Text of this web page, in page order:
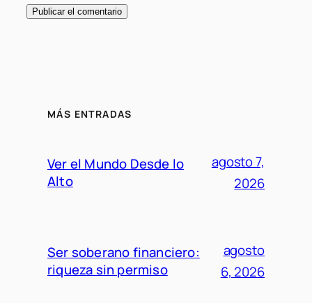
MÁS ENTRADAS
Ver el Mundo Desde lo
Alto
agosto 7,
2026
Ser soberano financiero:
riqueza sin permiso
agosto
6, 2026